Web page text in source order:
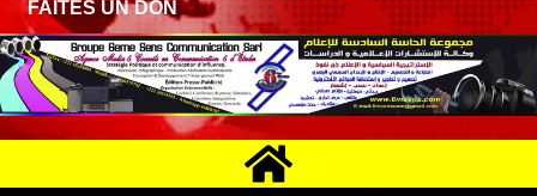
FAITES UN DON